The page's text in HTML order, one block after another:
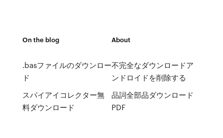
On the blog
.basファイルのダウンロー
ド
スパイアイコレクター無
料ダウンロード
About
不完全なダウンロードア
ンドロイドを削除する
品詞全部品ダウンロード
PDF